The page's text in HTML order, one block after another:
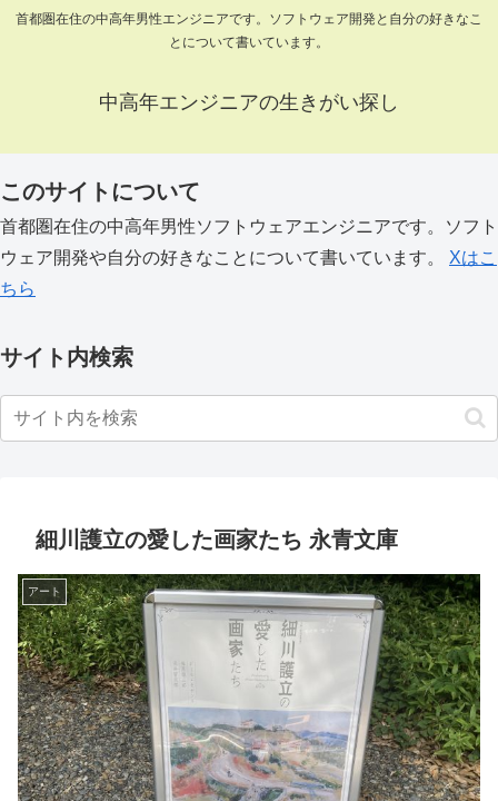
首都圏在住の中高年男性エンジニアです。ソフトウェア開発と自分の好きなこ
とについて書いています。
中高年エンジニアの生きがい探し
このサイトについて
首都圏在住の中高年男性ソフトウェアエンジニアです。ソフト
ウェア開発や自分の好きなことについて書いています。 Xはこ
ちら
サイト内検索
細川護立の愛した画家たち 永青文庫
アート